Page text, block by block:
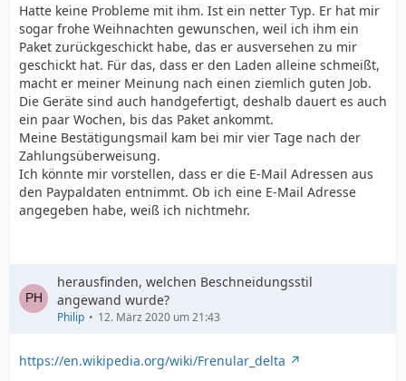
Hatte keine Probleme mit ihm. Ist ein netter Typ. Er hat mir
sogar frohe Weihnachten gewunschen, weil ich ihm ein
Paket zurückgeschickt habe, das er ausversehen zu mir
geschickt hat. Für das, dass er den Laden alleine schmeißt,
macht er meiner Meinung nach einen ziemlich guten Job.
Die Geräte sind auch handgefertigt, deshalb dauert es auch
ein paar Wochen, bis das Paket ankommt.
Meine Bestätigungsmail kam bei mir vier Tage nach der
Zahlungsüberweisung.
Ich könnte mir vorstellen, dass er die E-Mail Adressen aus
den Paypaldaten entnimmt. Ob ich eine E-Mail Adresse
angegeben habe, weiß ich nichtmehr.
herausfinden, welchen Beschneidungsstil
angewand wurde?
Philip 12. März 2020 um 21:43
https://en.wikipedia.org/wiki/Frenular_delta